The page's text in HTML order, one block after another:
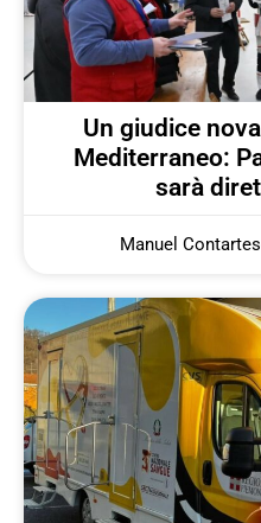
Un giudice
Mediterraneo:
sarà
Manuel